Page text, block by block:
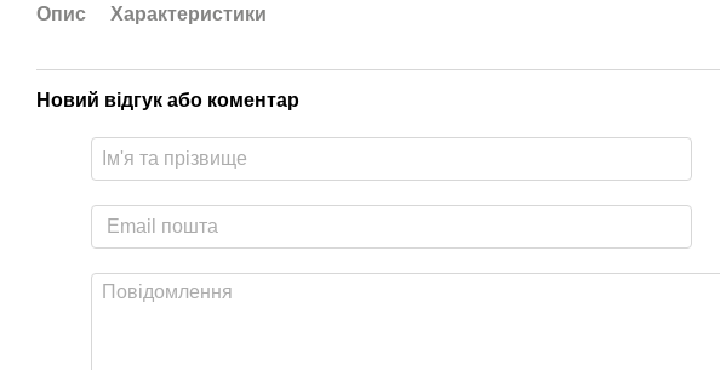
Опис Характеристики
Новий відгук або коментар